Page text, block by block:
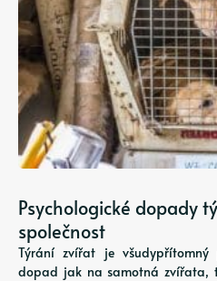
Psychologické dopady
společnost
Týrání zvířat je
dopad jak na samotná zvířata,